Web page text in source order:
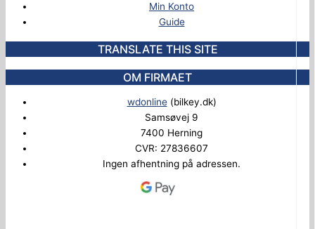
Min Konto
Guide
TRANSLATE THIS SITE
OM FIRMAET
wdonline(bilkey.dk)
Samsøvej 9
7400 Herning
CVR: 27836607
Ingen afhentning på adressen.